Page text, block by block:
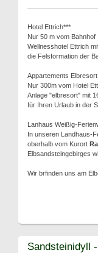
Hotel Ettrich***
Nur 50 m vom Bahnhof
Wellnesshotel Ettrich
die Felsformation der
Appartements Elbresort
Nur 300m vom Hotel
Anlage "elbresort" mit
für Ihren Urlaub in der
Lanhaus Weißig-
In unseren Landhaus-
oberhalb vom Kurort
Elbsandsteingebirges
Wir brfinden uns am
Sandsteinidyll